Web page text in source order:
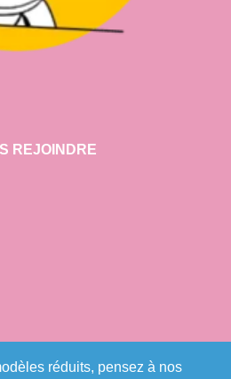
réduits, pensez à nos
REJOINDRE